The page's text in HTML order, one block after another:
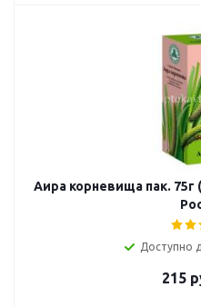
Аира корневища пак. 75г
Доступно
215